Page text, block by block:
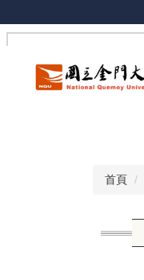
到
主
首頁